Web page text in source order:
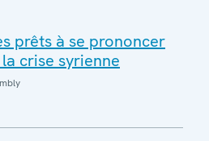
prêts à se prononcer
crise syrienne